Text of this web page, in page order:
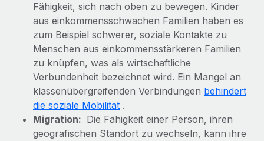
Auch im neuen Jahr wollen wir bei Remote Unternehmen
aller Größen dabei unterstützen, die beste...
Mehr erfahren
Wie Phiture 55 Mitarbeiter:innen in 19 Ländern
mit Remote verwaltet
Phiture ist der unumstrittene Marktführer im Bereich der
Wachstumsberatung für mobile Apps. Das...
Fähigkeit, sich nach oben zu bewegen. Kinder
aus einkommensschwachen Familien haben es
zum Beispiel schwerer, soziale Kontakte zu
Menschen aus einkommensstärkeren Familien
zu knüpfen, was als wirtschaftliche
Verbundenheit bezeichnet wird. Ein Mangel an
klassenübergreifenden Verbindungen behindert
die soziale Mobilität .
Migration: Die Fähigkeit einer Person, ihren
geografischen Standort zu wechseln, kann ihre